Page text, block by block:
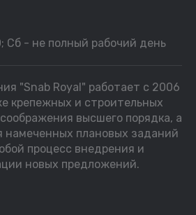
Сб - не полный рабочий день
"Snab Royal" работает с 2006
крепежных и строительных
высшего порядка, а
намеченных плановых заданий
процесс внедрения и
новых предложений.